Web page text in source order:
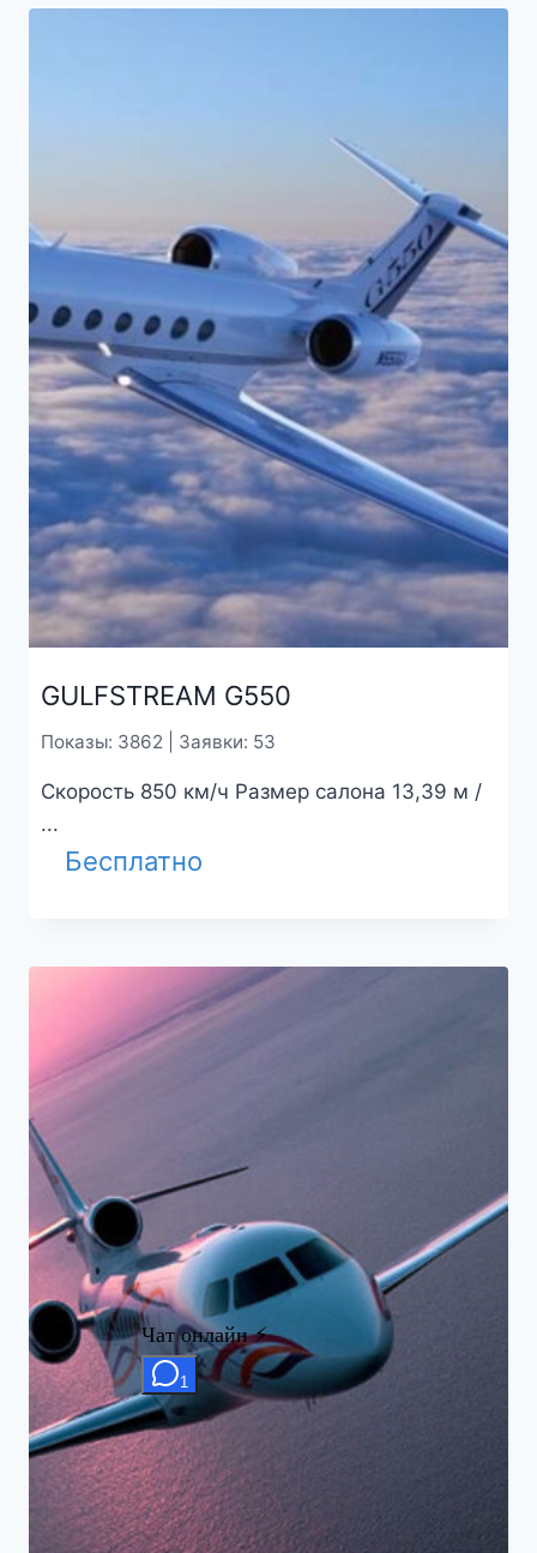
GULFSTREAM G550
Показы: 3862 | Заявки: 53
Скорость 850 км/ч Размер салона 13,39 м /
...
Бесплатно